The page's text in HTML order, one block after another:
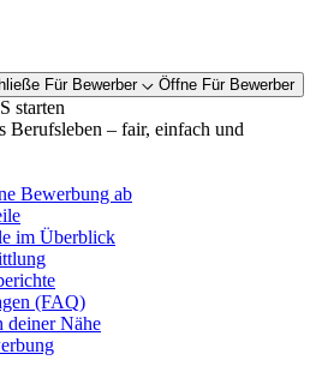
Für Bewerber Öffne Für Bewerber
starten
Berufsleben – fair, einfach und
Bewerbung ab
im Überblick
(FAQ)
deiner Nähe